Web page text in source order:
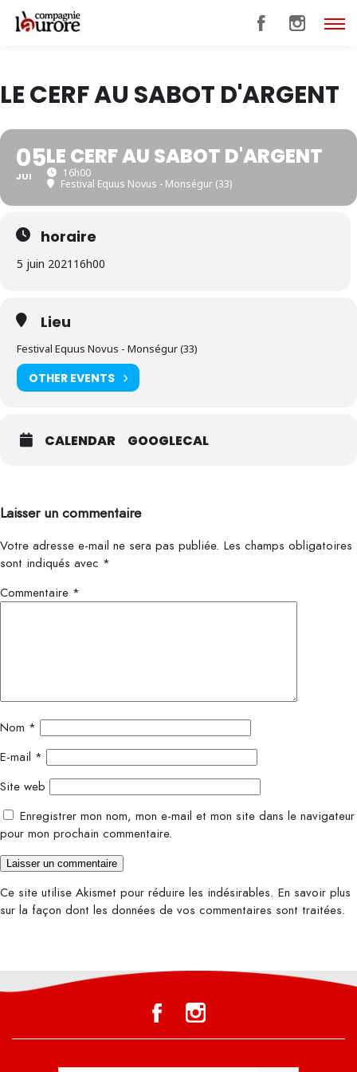
LE CERF AU SABOT D'ARGENT
05
JUI
LE CERF AU SABOT D'ARGENT
16h00
Festival Equus Novus - Monségur (33)
horaire
5 juin 2021 16h00
Lieu
Festival Equus Novus - Monségur (33)
OTHER EVENTS
CALENDAR GOOGLECAL
Laisser un commentaire
Votre adresse e-mail ne sera pas publiée. Les champs obligatoires
sont indiqués avec *
Commentaire *
Nom *
E-mail *
Site web
Enregistrer mon nom, mon e-mail et mon site dans le navigateur
pour mon prochain commentaire.
Ce site utilise Akismet pour réduire les indésirables. En savoir plus
sur la façon dont les données de vos commentaires sont traitées.